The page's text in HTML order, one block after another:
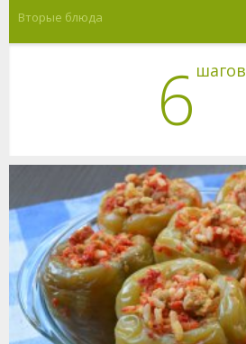
Вторые блюда
6 шагов